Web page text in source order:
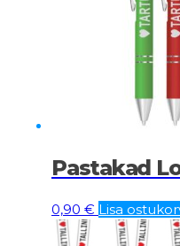
Pastakad
0,90 € Lisa